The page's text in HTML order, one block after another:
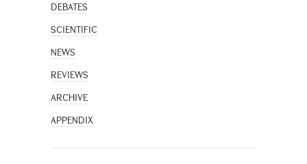
DEBATES
SCIENTIFIC
NEWS
REVIEWS
ARCHIVE
APPENDIX